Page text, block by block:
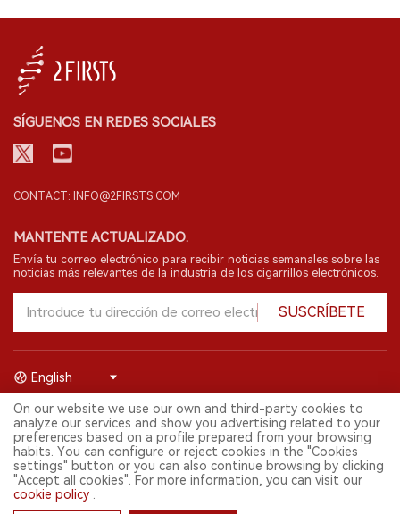
SÍGUENOS EN REDES SOCIALES
CONTACT: INFO@2FIRSTS.COM
MANTENTE ACTUALIZADO.
Envía tu correo electrónico para recibir noticias semanales sobre las
noticias más relevantes de la industria de los cigarrillos electrónicos.
SUSCRÍBETE
© 2026 Shenzhen 2FIRSTS Technology Co.,Ltd. Todos los derechos
reservados.
2FIRSTS solo es accesible para profesionales de la industria,
investigadores, medios y otros profesionales. El acceso por menores
está prohibido.
Este sitio web presta servicios a usuarios fuera del territorio chino
continental. Para usuarios en la China continental, por favor
English
On our website we use our own and third-party cookies to
analyze our services and show you advertising related to your
preferences based on a profile prepared from your browsing
habits. You can configure or reject cookies in the "Cookies
settings" button or you can also continue browsing by clicking
"Accept all cookies". For more information, you can visit our
cookie policy